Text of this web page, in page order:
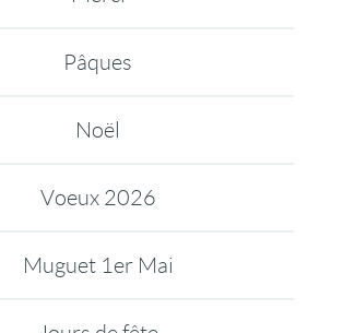
Pâques
Noël
Voeux 2026
Muguet 1er Mai